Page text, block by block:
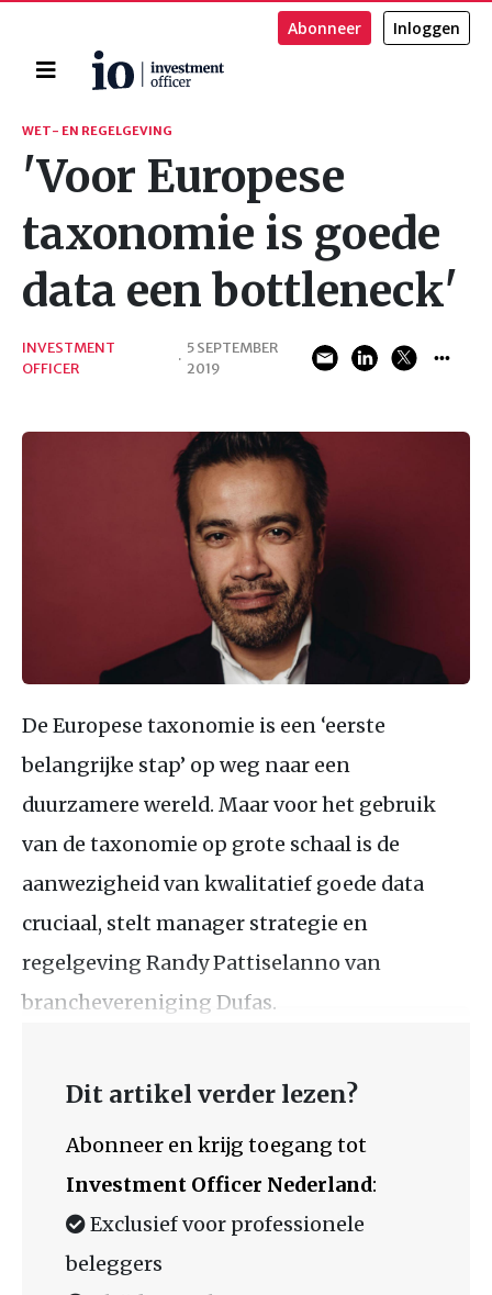
Home
Abonneer Inloggen
Zoeken
WET- EN REGELGEVING
'Voor Europese
taxonomie is goede
data een bottleneck'
INVESTMENT
OFFICER
·
5 SEPTEMBER
2019
De Europese taxonomie is een ‘eerste
belangrijke stap’ op weg naar een
duurzamere wereld. Maar voor het gebruik
van de taxonomie op grote schaal is de
aanwezigheid van kwalitatief goede data
cruciaal, stelt manager strategie en
regelgeving Randy Pattiselanno van
branchevereniging Dufas.
Dit artikel verder lezen?
Abonneer en krijg toegang tot
Investment Officer Nederland:
Exclusief voor professionele
beleggers